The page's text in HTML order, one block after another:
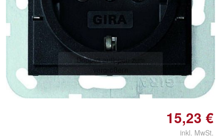
Doppelt antippen zum
vergrößern
15,23 €
inkl. MwSt.